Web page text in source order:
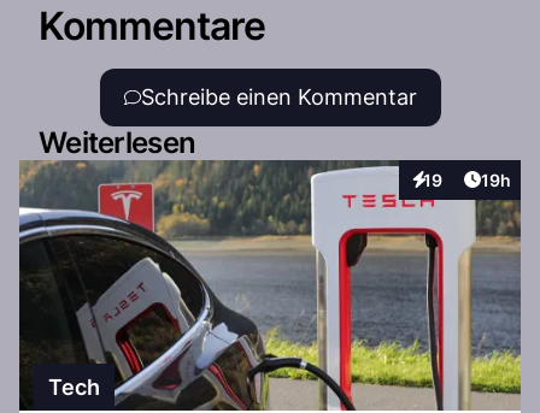
Kommentare
Schreibe einen Kommentar
Weiterlesen
19
Interaktionen
Artikel
19h
Tech